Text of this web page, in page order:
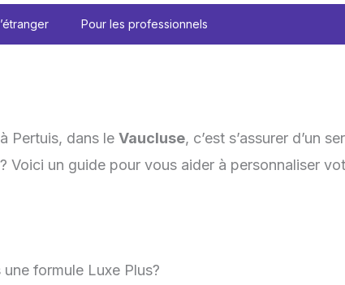
Pour les professionnels
à Pertuis, dans le Vaucluse, c’est s’assurer d’un
un guide pour vous aider à personnaliser
formule Luxe Plus?